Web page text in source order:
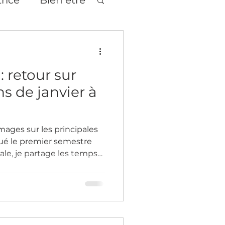
retour sur
de janvier à
sur les principales
le premier semestre
je partage les temps
autour de
reste ouvert en juillet